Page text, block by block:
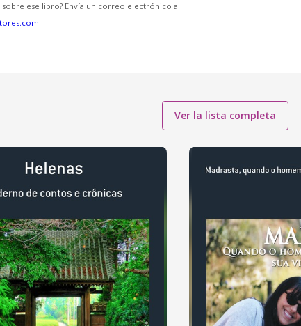
sobre ese libro? Envía un correo electrónico a
Ver la lista completa